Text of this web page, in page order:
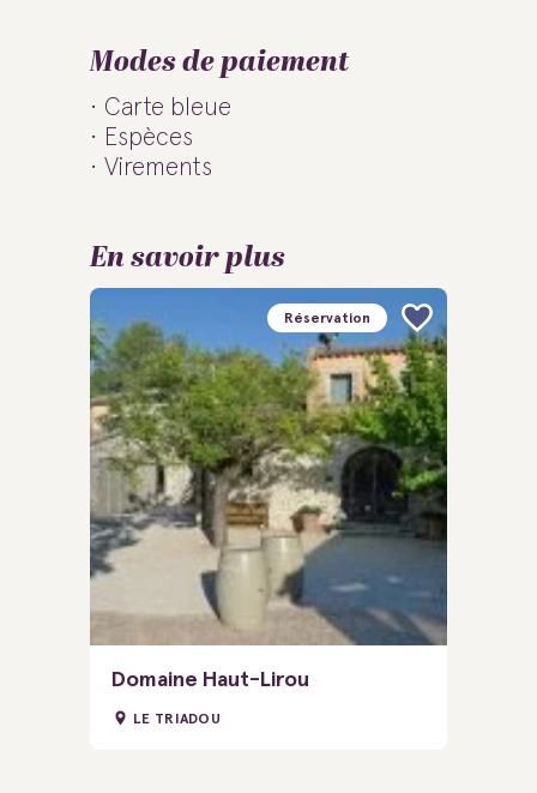
Modes de paiement
Carte bleue
Espèces
Virements
En savoir plus
Domaine Haut-Lirou
LE TRIADOU
Réservation